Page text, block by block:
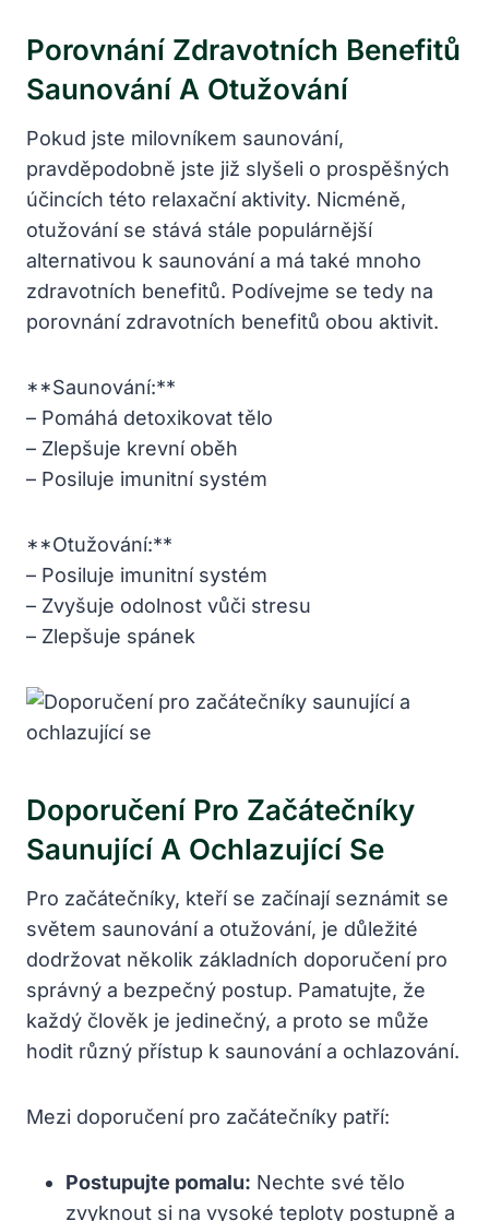
Porovnání Zdravotních Benefitů
Saunování A Otužování
Pokud jste milovníkem saunování,
pravděpodobně jste již slyšeli o prospěšných
účincích této relaxační aktivity. Nicméně,
otužování se stává stále populárnější
alternativou k saunování a má také mnoho
zdravotních benefitů. Podívejme se tedy na
porovnání zdravotních benefitů obou aktivit.
**Saunování:**
– Pomáhá detoxikovat tělo
– Zlepšuje krevní oběh
– Posiluje imunitní systém
**Otužování:**
– Posiluje imunitní systém
– Zvyšuje odolnost vůči stresu
– Zlepšuje spánek
Doporučení Pro Začátečníky
Saunující A Ochlazující Se
Pro začátečníky, kteří se začínají seznámit se
světem saunování a otužování, je důležité
dodržovat několik základních doporučení pro
správný a bezpečný postup. Pamatujte, že
každý člověk je jedinečný, a proto se může
hodit různý přístup k saunování a ochlazování.
Mezi doporučení pro začátečníky patří:
Postupujte pomalu: Nechte své tělo
zvyknout si na vysoké teploty postupně a